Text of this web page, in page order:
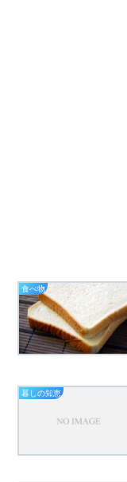
食べ物
暮しの知恵